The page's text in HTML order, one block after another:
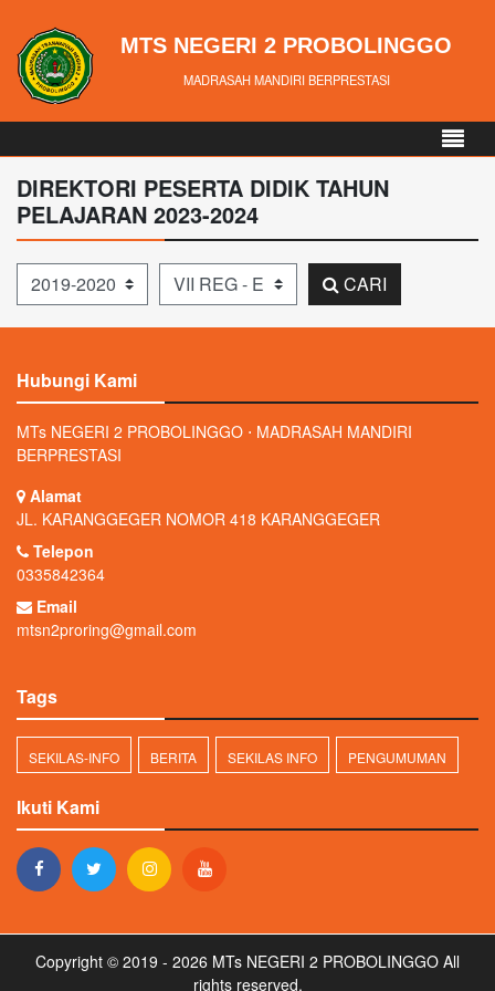
MTS NEGERI 2 PROBOLINGGO
MADRASAH MANDIRI BERPRESTASI
DIREKTORI PESERTA DIDIK TAHUN
PELAJARAN 2023-2024
Tahun Pelajaran Kelas CARI
Hubungi Kami
MTs NEGERI 2 PROBOLINGGO ⋅ MADRASAH MANDIRI
BERPRESTASI
Alamat
JL. KARANGGEGER NOMOR 418 KARANGGEGER
Telepon
0335842364
Email
mtsn2proring@gmail.com
Tags
SEKILAS-INFO BERITA SEKILAS INFO PENGUMUMAN
Ikuti Kami
Copyright © 2019 - 2026 MTs NEGERI 2 PROBOLINGGO All
rights reserved.